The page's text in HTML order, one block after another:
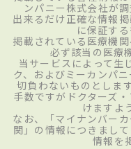
ンパニー株式会社が
出来るだけ正確な情報
に保証す
掲載されている医療機
必ず該当の医療
当サービスによって生
ク、およびミーカンパ
切負わないものとしま
手数ですがドクターズ
けますよ
なお、「マイナンバー
関」の情報につきまし
情報を